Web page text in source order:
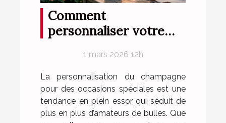
Comment
personnaliser votre
occasions spéciales ?
1 mars 2026 12h
La personnalisation du champagne
pour des occasions spéciales est une
tendance en plein essor qui séduit de
plus en plus d’amateurs de bulles. Que